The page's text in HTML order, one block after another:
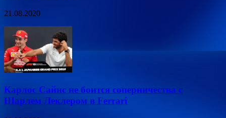
21.08.2020
Карлос Сайнс не боится соперничества с
Шарлем Леклером в Ferrari